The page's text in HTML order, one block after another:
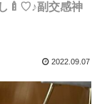
🍼♡♪副交感神
2022.09.07